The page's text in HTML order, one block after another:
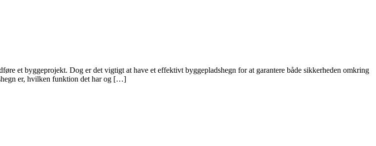
et byggeprojekt. Dog er det vigtigt at have et effektivt byggepladshegn for at garantere både sikkerheden omkring
er, hvilken funktion det har og […]